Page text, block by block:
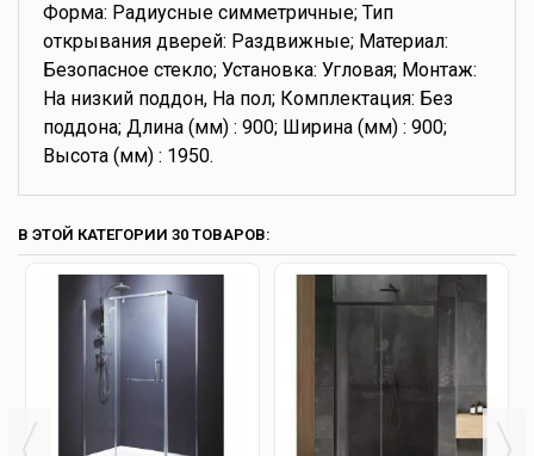
Форма: Радиусные симметричные; Тип
открывания дверей: Раздвижные; Материал:
Безопасное стекло; Установка: Угловая; Монтаж:
На низкий поддон, На пол; Комплектация: Без
поддона; Длина (мм) : 900; Ширина (мм) : 900;
Высота (мм) : 1950.
В ЭТОЙ КАТЕГОРИИ 30 ТОВАРОВ: